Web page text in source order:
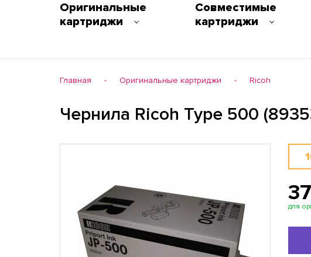
Оригинальные
картриджи
Совместимые
картриджи
Главная - Оригинальные картриджи - Ricoh
Чернила Ricoh Type 500
для